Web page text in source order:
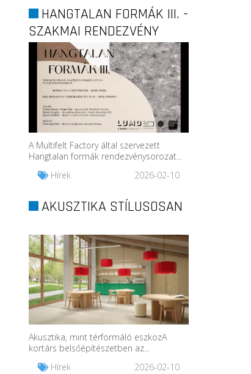
HANGTALAN FORMÁK III. -
SZAKMAI RENDEZVÉNY
A Multifelt Factory által szervezett
Hangtalan formák rendezvénysorozat...
Hírek
2026-02-10
AKUSZTIKA STÍLUSOSAN
Akusztika, mint térformáló eszközA
kortárs belsőépítészetben az...
Hírek
2026-02-10